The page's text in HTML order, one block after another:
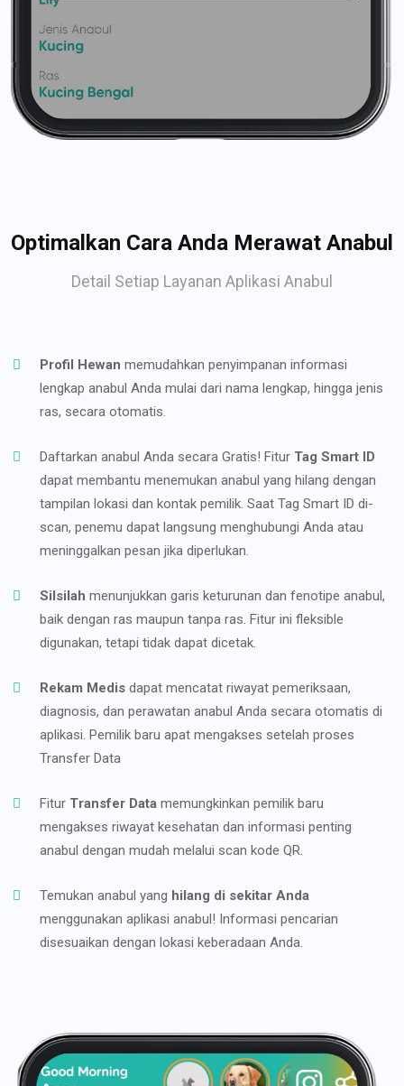
Optimalkan Cara Anda Merawat Anabul
Detail Setiap Layanan Aplikasi Anabul
Profil Hewan memudahkan penyimpanan informasi
lengkap anabul Anda mulai dari nama lengkap, hingga jenis
ras, secara otomatis.
Daftarkan anabul Anda secara Gratis! Fitur Tag Smart ID
dapat membantu menemukan anabul yang hilang dengan
tampilan lokasi dan kontak pemilik. Saat Tag Smart ID di-
scan, penemu dapat langsung menghubungi Anda atau
meninggalkan pesan jika diperlukan.
Silsilah menunjukkan garis keturunan dan fenotipe anabul,
baik dengan ras maupun tanpa ras. Fitur ini fleksible
digunakan, tetapi tidak dapat dicetak.
Rekam Medis dapat mencatat riwayat pemeriksaan,
diagnosis, dan perawatan anabul Anda secara otomatis di
aplikasi. Pemilik baru apat mengakses setelah proses
Transfer Data
Fitur Transfer Data memungkinkan pemilik baru
mengakses riwayat kesehatan dan informasi penting
anabul dengan mudah melalui scan kode QR.
Temukan anabul yang hilang di sekitar Anda
menggunakan aplikasi anabul! Informasi pencarian
disesuaikan dengan lokasi keberadaan Anda.